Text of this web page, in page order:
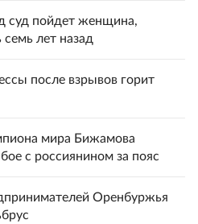
суд пойдет женщина,
лет назад
после взрывов горит
мира Бижамова
с россиянином за пояс
Оренбуржья